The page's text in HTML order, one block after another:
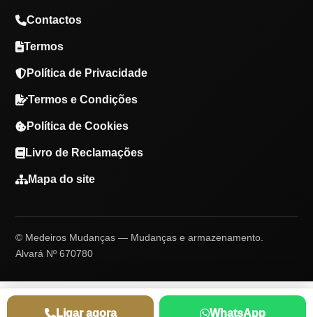
Contactos
Termos
Política de Privacidade
Termos e Condições
Política de Cookies
Livro de Reclamações
Mapa do site
© Medeiros Mudanças — Mudanças e armazenamento.
Alvará Nº 670780
Ligar agora WhatsApp